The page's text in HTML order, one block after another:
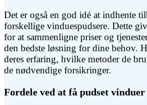
Det er også en god idé at indhente
forskellige vinduespudsere. Dette
for at sammenligne priser og
den bedste løsning for dine behov.
deres erfaring, hvilke metoder de
de nødvendige forsikringer.
Fordele ved at få pudset